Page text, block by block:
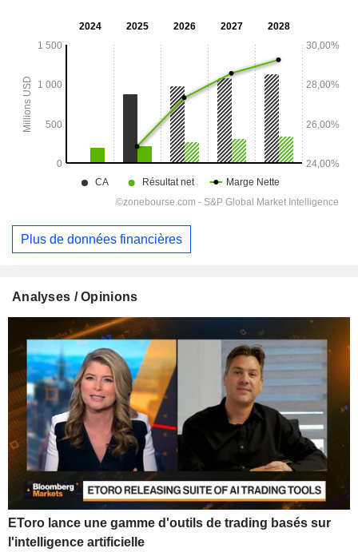
Plus de données financières
Analyses / Opinions
EToro lance une gamme d'outils de trading basés sur
l'intelligence artificielle